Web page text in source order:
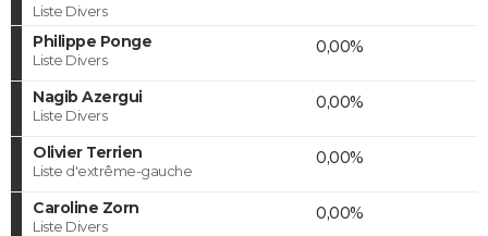
Liste Divers
Philippe Ponge
Liste Divers
0,00%
Nagib Azergui
Liste Divers
0,00%
Olivier Terrien
Liste d'extrême-gauche
0,00%
Caroline Zorn
Liste Divers
0,00%